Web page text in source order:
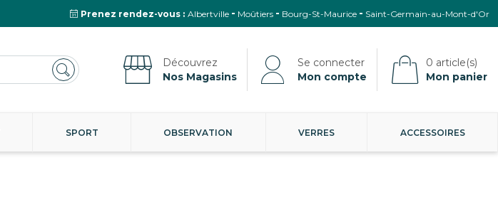
Prenez rendez-vous : Albertville Moûtiers Bourg-St-Maurice Saint-Germain-au-Mont-d'Or
Nos Magasins Mon compte Mon panier
SPORT OBSERVATION VERRES ACCESSOIRES